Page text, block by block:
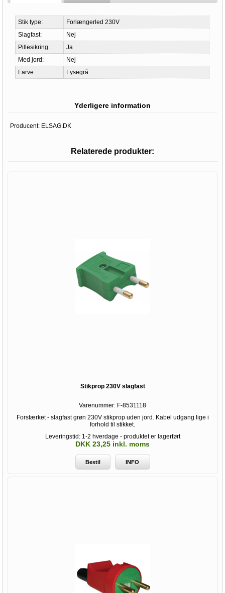
Stik type:
Forlængerled 230V
Slagfast:
Nej
Pillesikring:
Ja
Med jord:
Nej
Farve:
Lysegrå
Yderligere information
Producent: ELSAG.DK
Relaterede produkter:
Stikprop 230V slagfast
Varenummer: F-8531118
Forstærket - slagfast grøn 230V stikprop uden jord. Kabel udgang lige i
forhold til stikket.
Leveringstid: 1-2 hverdage - produktet er lagerført
DKK 23,25 inkl. moms
Bestil INFO